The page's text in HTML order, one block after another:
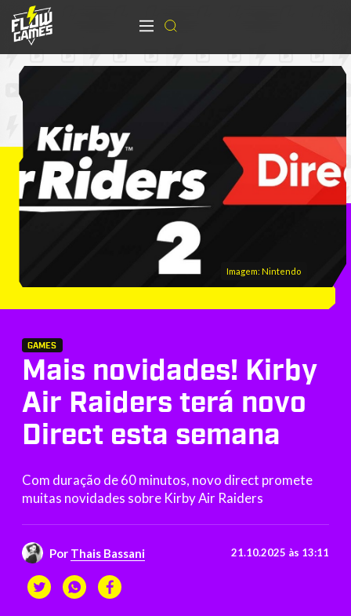
Imagem: Nintendo
GAMES
Mais novidades! Kirby
Air Raiders terá novo
Direct esta semana
Com duração de 60 minutos, novo direct promete
muitas novidades sobre Kirby Air Raiders
Por Thais Bassani 21.10.2025 às 13:11